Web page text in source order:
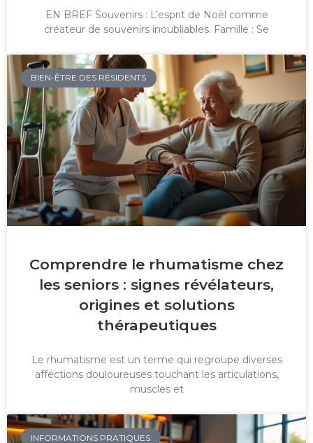
EN BREF Souvenirs : L’esprit de Noël comme
créateur de souvenirs inoubliables. Famille : Se
BIEN-ÊTRE DES RÉSIDENTS
Comprendre le rhumatisme chez
les seniors : signes révélateurs,
origines et solutions
thérapeutiques
Le rhumatisme est un terme qui regroupe diverses
affections douloureuses touchant les articulations,
muscles et
INFORMATIONS PRATIQUES